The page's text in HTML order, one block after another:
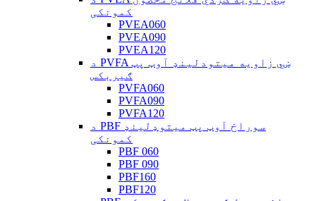
کمونکی
PVEA060
PVEA090
PVEA120
د PVFA ښي زاویه میتودلینډ آوټ پټ
ګیربکس
PVFA060
PVFA090
PVFA120
د PBF سوراخ آوټ پټ میتوډلینډ
کمونکی
PBF 060
PBF 090
PBF160
PBF120